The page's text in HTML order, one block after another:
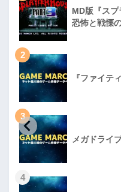
MD版『ス
恐怖と戦慄
2
『ファイテ
3
メガドライ
4